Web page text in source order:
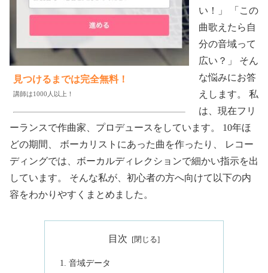
見つけるまでは完全無料！
講師は1000人以上！
い！」 「この
曲歌えたら自
分の音域って
広い？」 そん
な悩みにお答
えします。 私
は、現在フリ
ーランスで作曲家、プロデュースをしています。 10年ほ
どの期間、 ボーカリストにあった曲を作ったり、 レコー
ディングでは、ボーカルディレクションで細かい指示を出
しています。 そんな私が、初心者の方へ向けて以下の内
容をわかりやすくまとめました。
目次
音域データ